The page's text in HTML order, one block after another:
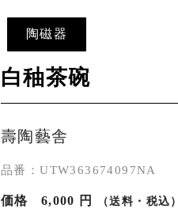
陶磁器
白秞茶碗
壽陶藝舎
品番：UTW363674097NA
価格 6,000 円 （送料・税込）